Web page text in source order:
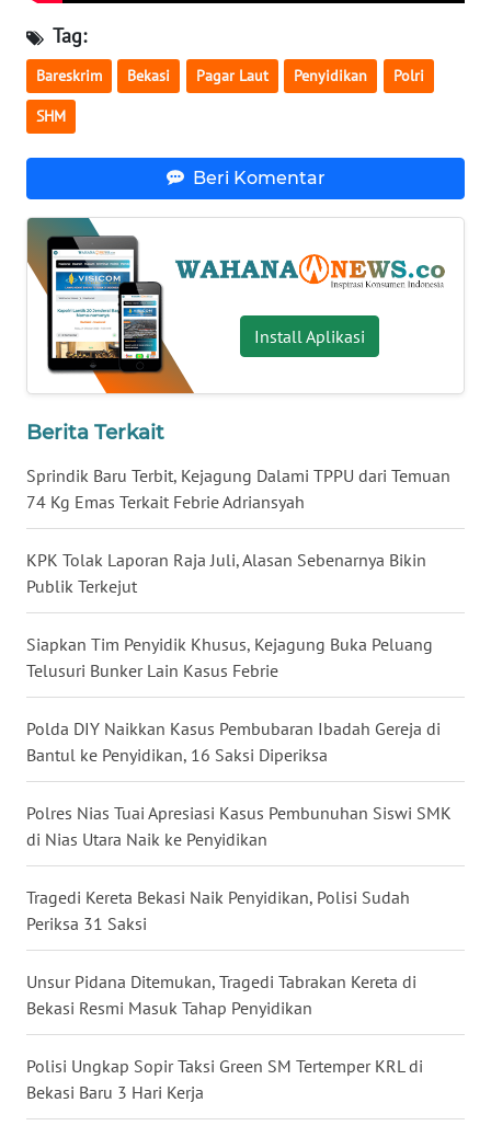
Tag:
Bareskrim Bekasi Pagar Laut Penyidikan Polri
SHM
Beri Komentar
Install Aplikasi
Berita Terkait
Sprindik Baru Terbit, Kejagung Dalami TPPU dari Temuan
74 Kg Emas Terkait Febrie Adriansyah
KPK Tolak Laporan Raja Juli, Alasan Sebenarnya Bikin
Publik Terkejut
Siapkan Tim Penyidik Khusus, Kejagung Buka Peluang
Telusuri Bunker Lain Kasus Febrie
Polda DIY Naikkan Kasus Pembubaran Ibadah Gereja di
Bantul ke Penyidikan, 16 Saksi Diperiksa
Polres Nias Tuai Apresiasi Kasus Pembunuhan Siswi SMK
di Nias Utara Naik ke Penyidikan
Tragedi Kereta Bekasi Naik Penyidikan, Polisi Sudah
Periksa 31 Saksi
Unsur Pidana Ditemukan, Tragedi Tabrakan Kereta di
Bekasi Resmi Masuk Tahap Penyidikan
Polisi Ungkap Sopir Taksi Green SM Tertemper KRL di
Bekasi Baru 3 Hari Kerja
REDAKSI
KARIR
DISCLAIMER
Wahana
Regional
WN
SUMUT
WN
JAKARTA
WN
JABAR
WN
BANTEN
WN
NTT
WN
KEPRI
PAPUA
BARAT
WN
RIAU
WN
SERAMBI